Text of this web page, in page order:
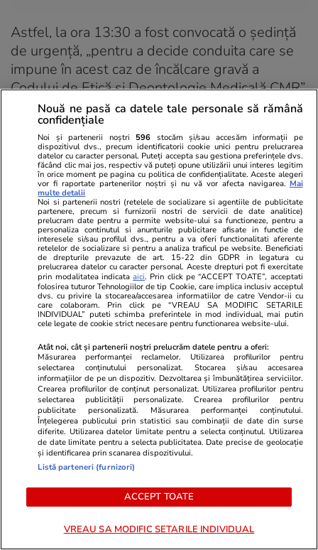
Astfel, la ora 13:30 a fost convocată o ședință
de urgență, „pentru a decide conduita care se
impune în acest caz de încălcare gravă a
Codului de Etică și Deontologie Medicală CMR”.
„Afirmațiile făcute de Dr. Groșan Flavia
reprezintă erori grave, fără nici o
fundamentare științifică, contrazic dovezile
medicale actuale și sunt de natură să inducă
panică nejustificată în rândul populației.
Atragem atenția că dna Dr. Groșan Flavia nu
este la prima abatere de postare a unor
informații fără fundament științific care ajung să
fie percepute ca «adevăruri științifice»”,
precizează CMR, care dezminte informațiile.
„Vaccinurile anti-COVID-19 nu conțin virus viu
vaccinare, proteina spike este produsă
tranzitoriu pentru stimularea sistemului
imunitar, este imposibil biologic să provoace
“ceață mentală sau oprirea respirației”, ARNm
din vaccin nu se integrează în genom și nu are
cum să producă la infinit proteina spike, aceste
aspecte fiind cunoștințe elementare de
biologie moleculare pentru orice medic.”, spune
CMR.
Nouă ne pasă ca datele tale personale să rămână
confidențiale
Noi și partenerii noștri 596 stocăm și/sau accesăm informații pe
dispozitivul dvs., precum identificatorii cookie unici pentru prelucrarea
datelor cu caracter personal. Puteți accepta sau gestiona preferințele dvs.
făcând clic mai jos, respectiv vă puteți opune utilizării unui interes legitim
în orice moment pe pagina cu politica de confidențialitate. Aceste alegeri
vor fi raportate partenerilor noștri și nu vă vor afecta navigarea. Mai
multe detalii
Noi si partenerii nostri (retelele de socializare si agentiile de publicitate
partenere, precum si furnizorii nostri de servicii de date analitice)
prelucram date pentru a permite website-ului sa functioneze, pentru a
personaliza continutul si anunturile publicitare afisate in functie de
interesele si/sau profilul dvs., pentru a va oferi functionalitati aferente
retelelor de socializare si pentru a analiza traficul pe website. Beneficiati
de drepturile prevazute de art. 15-22 din GDPR in legatura cu
prelucrarea datelor cu caracter personal. Aceste drepturi pot fi exercitate
prin modalitatea indicataaici. Prin click pe “ACCEPT TOATE”, acceptati
folosirea tuturor Tehnologiilor de tip Cookie, care implica inclusiv acceptul
dvs. cu privire la stocarea/accesarea informatiilor de catre Vendor-ii cu
care colaboram. Prin click pe “VREAU SA MODIFIC SETARILE
INDIVIDUAL” puteti schimba preferintele in mod individual, mai putin
cele legate de cookie strict necesare pentru functionarea website-ului.
Atât noi, cât și partenerii noștri prelucrăm datele pentru a oferi:
Măsurarea performanței reclamelor. Utilizarea profilurilor pentru
selectarea conținutului personalizat. Stocarea și/sau accesarea
informațiilor de pe un dispozitiv. Dezvoltarea și îmbunătățirea serviciilor.
Crearea profilurilor de conținut personalizat. Utilizarea profilurilor pentru
selectarea publicității personalizate. Crearea profilurilor pentru
publicitate personalizată. Măsurarea performanței conținutului.
Înțelegerea publicului prin statistici sau combinații de date din surse
diferite. Utilizarea datelor limitate pentru a selecta conținutul. Utilizarea
de date limitate pentru a selecta publicitatea. Date precise de geolocație
și identificarea prin scanarea dispozitivului.
Listă parteneri (furnizori)
ACCEPT TOATE
VREAU SA MODIFIC SETARILE INDIVIDUAL